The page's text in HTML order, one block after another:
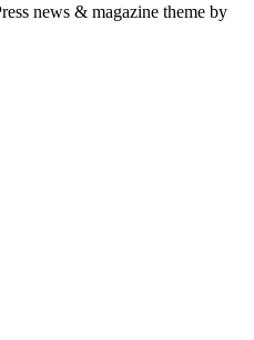
news & magazine theme by